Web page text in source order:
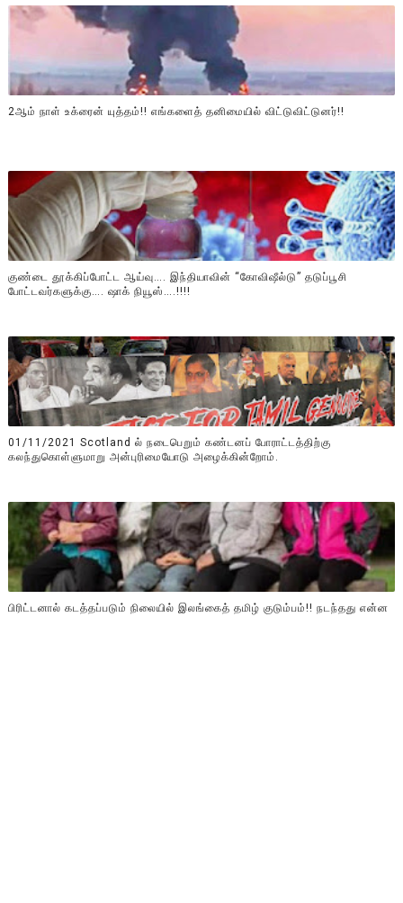
2ஆம் நாள் உக்ரைன் யுத்தம்!! எங்களைத் தனிமையில் விட்டுவிட்டுனர்!!
குண்டை தூக்கிப்போட்ட ஆய்வு…. இந்தியாவின் “கோவிஷீல்டு” தடுப்பூசி
போட்டவர்களுக்கு…. ஷாக் நியூஸ்….!!!!
01/11/2021 Scotland ல் நடைபெறும் கண்டனப் போராட்டத்திற்கு
கலந்துகொள்ளுமாறு அன்புரிமையோடு அழைக்கின்றோம்.
பிரிட்டனால் கடத்தப்படும் நிலையில் இலங்கைத் தமிழ் குடும்பம்!! நடந்தது என்ன